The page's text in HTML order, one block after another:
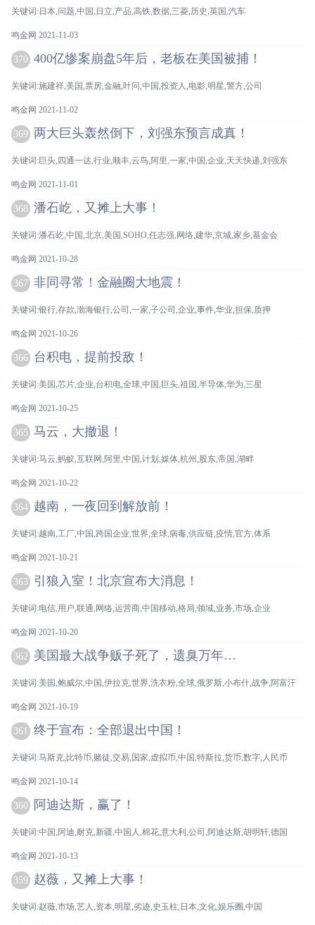
关键词:日本,问题,中国,日立,产品,高铁,数据,三菱,历史,英国,汽车
鸣金网 2021-11-03
370 400亿惨案崩盘5年后，老板在美国被捕！
关键词:施建祥,美国,票房,金融,叶问,中国,投资人,电影,明星,警方,公司
鸣金网 2021-11-02
369 两大巨头轰然倒下，刘强东预言成真！
关键词:巨头,四通一达,行业,顺丰,云鸟,阿里,一家,中国,企业,天天快递,刘强东
鸣金网 2021-11-01
368 潘石屹，又摊上大事！
关键词:潘石屹,中国,北京,美国,SOHO,任志强,网络,建华,京城,家乡,基金会
鸣金网 2021-10-28
367 非同寻常！金融圈大地震！
关键词:银行,存款,渤海银行,公司,一家,子公司,企业,事件,华业,担保,质押
鸣金网 2021-10-26
366 台积电，提前投敌！
关键词:美国,芯片,企业,台积电,全球,中国,巨头,祖国,半导体,华为,三星
鸣金网 2021-10-25
365 马云，大撤退！
关键词:马云,蚂蚁,互联网,阿里,中国,计划,媒体,杭州,股东,帝国,湖畔
鸣金网 2021-10-22
364 越南，一夜回到解放前！
关键词:越南,工厂,中国,跨国企业,世界,全球,病毒,供应链,疫情,官方,体系
鸣金网 2021-10-21
363 引狼入室！北京宣布大消息！
关键词:电信,用户,联通,网络,运营商,中国移动,格局,领域,业务,市场,企业
鸣金网 2021-10-20
362 美国最大战争贩子死了，遗臭万年…
关键词:美国,鲍威尔,中国,伊拉克,世界,洗衣粉,全球,俄罗斯,小布什,战争,阿富汗
鸣金网 2021-10-19
361 终于宣布：全部退出中国！
关键词:马斯克,比特币,赌徒,交易,国家,虚拟币,中国,特斯拉,货币,数字,人民币
鸣金网 2021-10-14
360 阿迪达斯，赢了！
关键词:中国,阿迪,耐克,新疆,中国人,棉花,意大利,公司,阿迪达斯,胡明轩,德国
鸣金网 2021-10-13
359 赵薇，又摊上大事！
关键词:赵薇,市场,艺人,资本,明星,劣迹,史玉柱,日本,文化,娱乐圈,中国